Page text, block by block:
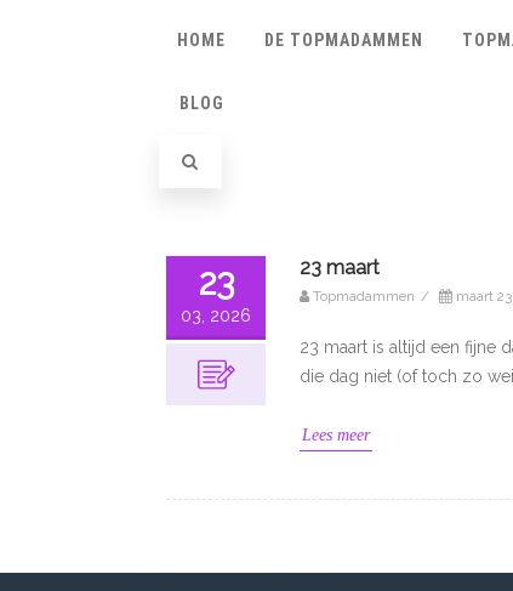
HOME DE TOPMADAMMEN
BLOG
23
03, 2026
23 maart
Topmadammen / maart
23 maart is altijd een fijne
die dag niet (of toch zo
Lees meer